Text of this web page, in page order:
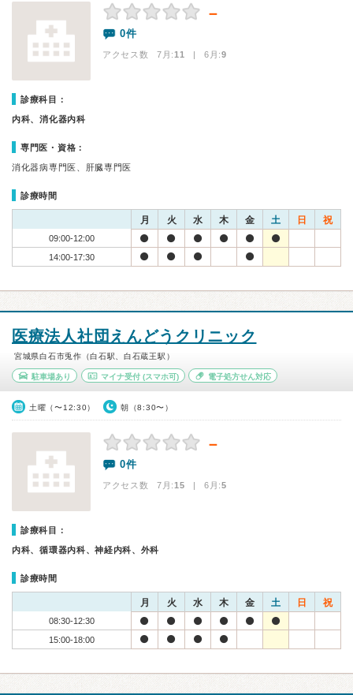
－
0件
アクセス数 7月:11 | 6月:9
診療科目：
内科、消化器内科
専門医・資格：
消化器病専門医、肝臓専門医
診療時間
月 火 水 木 金 土 日 祝
09:00-12:00
14:00-17:30
医療法人社団えんどうクリニック
宮城県白石市兎作（白石駅、白石蔵王駅）
駐車場あり マイナ受付(スマホ可) 電子処方せん対応
土曜（〜12:30） 朝（8:30〜）
－
0件
アクセス数 7月:15 | 6月:5
診療科目：
内科、循環器内科、神経内科、外科
診療時間
月 火 水 木 金 土 日 祝
08:30-12:30
15:00-18:00